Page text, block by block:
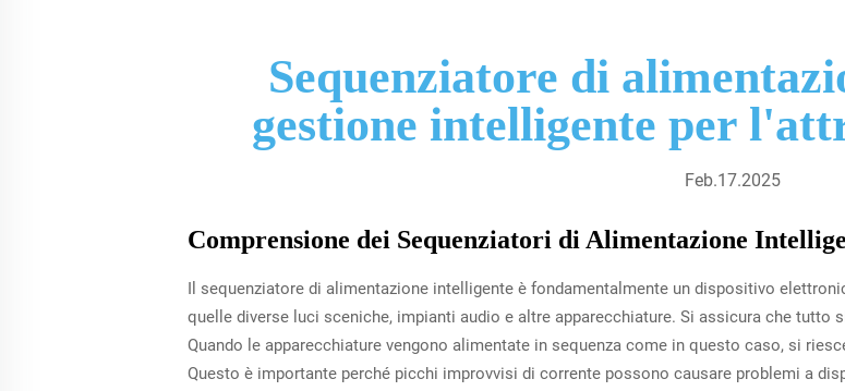
Sequenziatore di
gestione intelligente per
Feb.17.2025
Comprensione dei Sequenziatori di Alimentazione
Il sequenziatore di alimentazione intelligente è fondamentalmente un dispositivo
quelle diverse luci sceniche, impianti audio e altre apparecchiature. Si assicura che tutto
Quando le apparecchiature vengono alimentate in sequenza come in questo caso, si
Questo è importante perché picchi improvvisi di corrente possono causare problemi a